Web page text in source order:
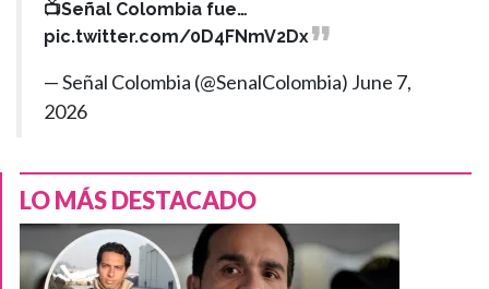
📺Señal Colombia fue…
pic.twitter.com/0D4FNmV2Dx
— Señal Colombia (@SenalColombia) June 7,
2026
LO MÁS DESTACADO